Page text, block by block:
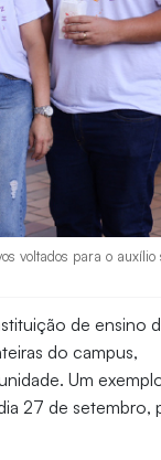
voltados para o auxílio
de ensino
do campus,
Um
27 de setembro,